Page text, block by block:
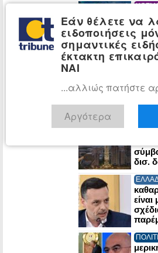
αέρα
τα
δισ.
Εάν θέλετε να
ειδοποιήσεις
σημαντικές
έκτακτη
ΝΑΙ
...αλλιώς πατήστε
Αργότερα